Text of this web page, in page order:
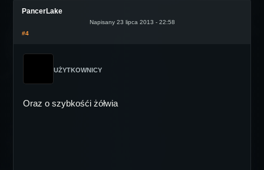
PancerLake
Napisany 23 lipca 2013 - 22:58
#4
UŻYTKOWNICY
Oraz o szybkośći żółwia